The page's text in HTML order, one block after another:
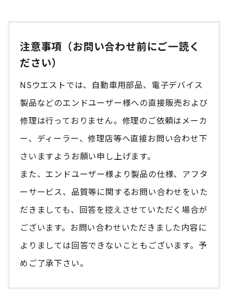
注意事項（お問い合わせ前にご一読く
ださい）
NSウエストでは、自動車用部品、電子デバイス
製品などのエンドユーザー様への直接販売および
修理は行っておりません。修理のご依頼はメーカ
ー、ディーラー、修理店等へ直接お問い合わせ下
さいますようお願い申し上げます。
また、エンドユーザー様より製品の仕様、アフタ
ーサービス、品質等に関するお問い合わせをいた
だきましても、回答を控えさせていただく場合が
ございます。お問い合わせいただきました内容に
よりましては回答できないこともございます。予
めご了承下さい。